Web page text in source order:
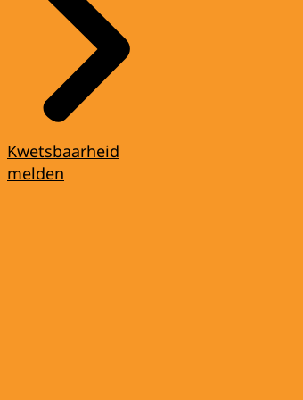
Kwetsbaarheid
melden